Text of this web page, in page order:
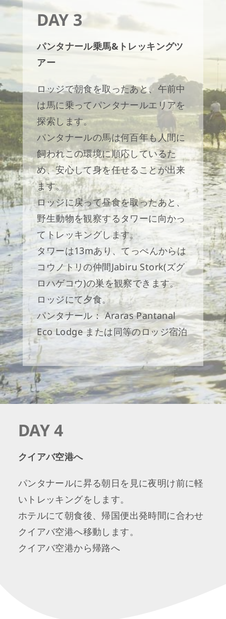
DAY 3
パンタナール乗馬&トレッキングツ
アー
ロッジで朝食を取ったあと、午前中
は馬に乗ってパンタナールエリアを
探索します。
パンタナールの馬は何百年も人間に
飼われこの環境に順応しているた
め、安心して身を任せることが出来
ます。
ロッジに戻って昼食を取ったあと、
野生動物を観察するタワーに向かっ
てトレッキングします。
タワーは13mあり、てっぺんからは
コウノトリの仲間Jabiru Stork(ズグ
ロハゲコウ)の巣を観察できます。
ロッジにて夕食。
パンタナール： Araras Pantanal
Eco Lodge または同等のロッジ宿泊
DAY 4
クイアバ空港へ
パンタナールに昇る朝日を見に夜明け前に軽
いトレッキングをします。
ホテルにて朝食後、帰国便出発時間に合わせ
クイアバ空港へ移動します。
クイアバ空港から帰路へ